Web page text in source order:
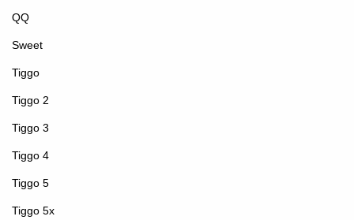
QQ
Sweet
Tiggo
Tiggo 2
Tiggo 3
Tiggo 4
Tiggo 5
Tiggo 5x